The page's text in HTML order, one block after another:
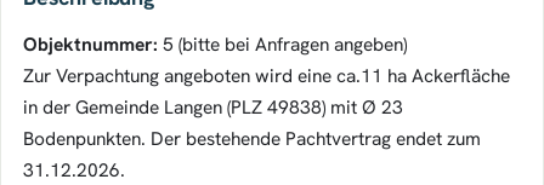
Objektnummer: 5 (bitte bei Anfragen angeben)
Zur Verpachtung angeboten wird eine ca.11 ha Ackerfläche
in der Gemeinde Langen (PLZ 49838) mit Ø 23
Bodenpunkten. Der bestehende Pachtvertrag endet zum
31.12.2026.